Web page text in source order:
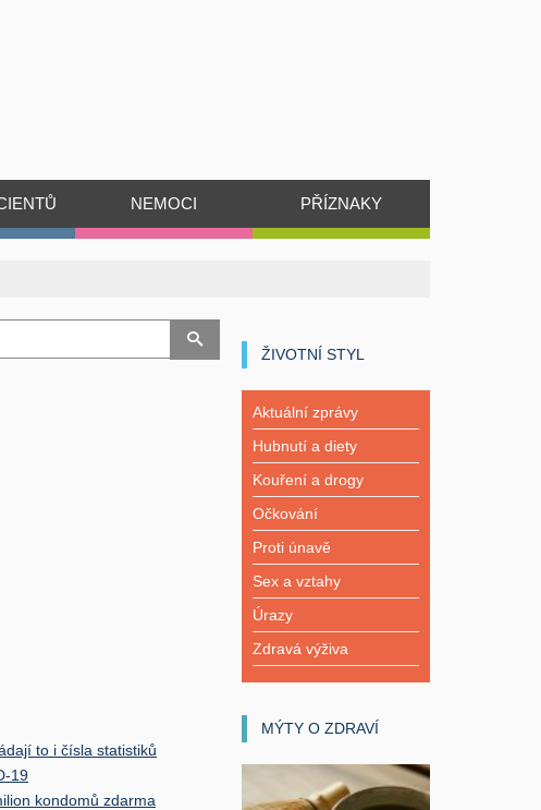
NEMOCI PŘÍZNAKY
to i čísla statistiků
19
kondomů zdarma
ŽIVOTNÍ STYL
Aktuální zprávy
Hubnutí a diety
Kouření a drogy
Očkování
Proti únavě
Sex a vztahy
Úrazy
Zdravá výživa
MÝTY O ZDRAVÍ